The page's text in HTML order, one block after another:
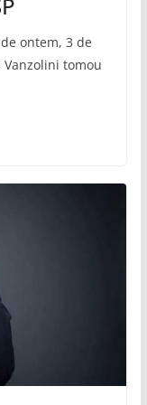
ontem, 3 de
Vanzolini tomou